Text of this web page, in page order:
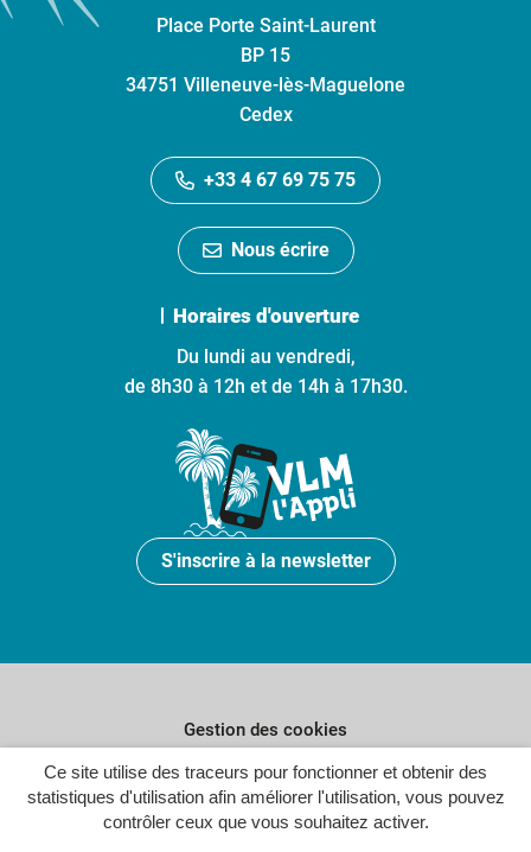
Ce site utilise des traceurs pour fonctionner et obtenir des
statistiques d'utilisation afin améliorer l'utilisation, vous pouvez
contrôler ceux que vous souhaitez activer.
Place Porte Saint-Laurent
BP 15
34751 Villeneuve-lès-Maguelone
Cedex
+33 4 67 69 75 75
Nous écrire
Horaires d'ouverture
Du lundi au vendredi,
de 8h30 à 12h et de 14h à 17h30.
S'inscrire à la newsletter
Gestion des cookies
Plan du site
Politique de confidentialité